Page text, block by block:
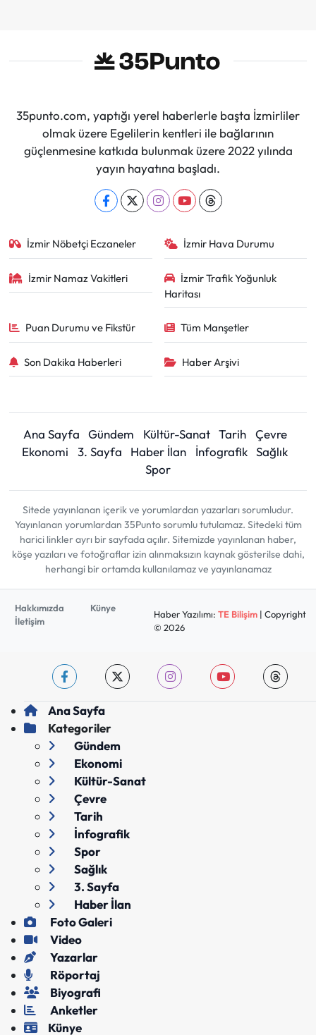
35punto.com, yaptığı yerel haberlerle başta İzmirliler
olmak üzere Egelilerin kentleri ile bağlarının
güçlenmesine katkıda bulunmak üzere 2022 yılında
yayın hayatına başladı.
İzmir Nöbetçi Eczaneler İzmir Hava Durumu
İzmir Namaz Vakitleri
İzmir Trafik Yoğunluk
Haritası
Puan Durumu ve Fikstür Tüm Manşetler
Son Dakika Haberleri Haber Arşivi
Ana Sayfa Gündem Kültür-Sanat Tarih
Çevre
Ekonomi
3. Sayfa Haber İlan İnfografik Sağlık
Spor
Sitede yayınlanan içerik ve yorumlardan yazarları sorumludur.
Yayınlanan yorumlardan 35Punto sorumlu tutulamaz. Sitedeki tüm
harici linkler ayrı bir sayfada açılır. Sitemizde yayınlanan haber,
köşe yazıları ve fotoğraflar izin alınmaksızın kaynak gösterilse dahi,
herhangi bir ortamda kullanılamaz ve yayınlanamaz
Hakkımızda
Künye
İletişim
Haber Yazılımı: TE Bilişim| Copyright
© 2026
Ana Sayfa
Kategoriler
Gündem
Ekonomi
Kültür-Sanat
Çevre
Tarih
İnfografik
Spor
Sağlık
3. Sayfa
Haber İlan
Foto Galeri
Video
Yazarlar
Röportaj
Biyografi
Anketler
Künye